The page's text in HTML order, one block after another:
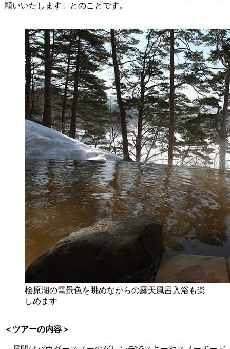
願いいたします」とのことです。
桧原湖の雪景色を眺めながらの露天風呂入浴も楽
しめます
＜ツアーの内容＞